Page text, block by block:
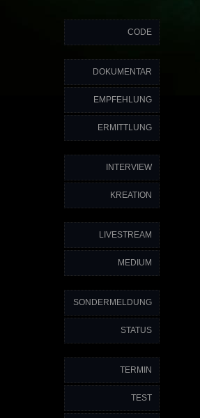
CODE
DOKUMENTAR
EMPFEHLUNG
ERMITTLUNG
INTERVIEW
KREATION
LIVESTREAM
MEDIUM
SONDERMELDUNG
STATUS
TERMIN
TEST